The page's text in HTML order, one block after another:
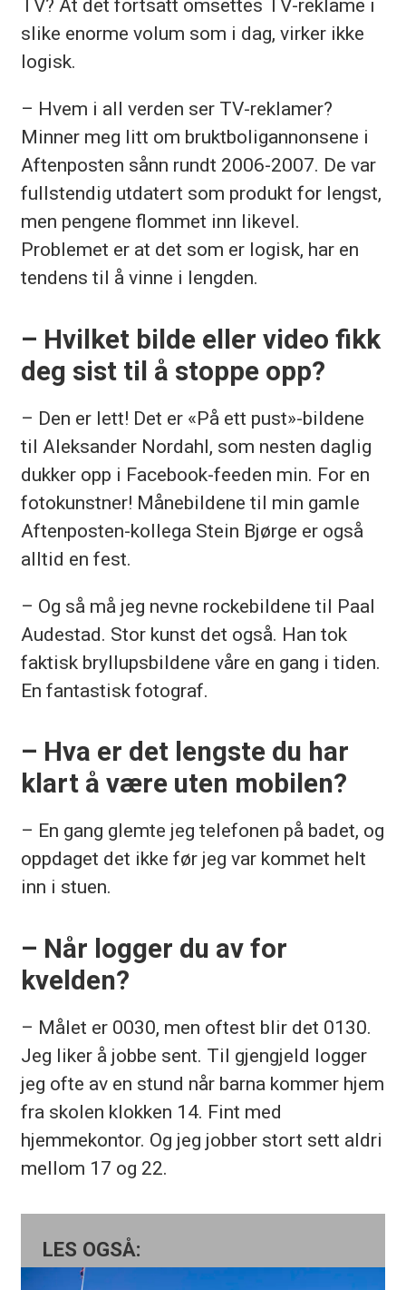
TV? At det fortsatt omsettes TV-reklame i
slike enorme volum som i dag, virker ikke
logisk.
– Hvem i all verden ser TV-reklamer?
Minner meg litt om bruktboligannonsene i
Aftenposten sånn rundt 2006-2007. De var
fullstendig utdatert som produkt for lengst,
men pengene flommet inn likevel.
Problemet er at det som er logisk, har en
tendens til å vinne i lengden.
– Hvilket bilde eller video fikk
deg sist til å stoppe opp?
– Den er lett! Det er «På ett pust»-bildene
til Aleksander Nordahl, som nesten daglig
dukker opp i Facebook-feeden min. For en
fotokunstner! Månebildene til min gamle
Aftenposten-kollega Stein Bjørge er også
alltid en fest.
– Og så må jeg nevne rockebildene til Paal
Audestad. Stor kunst det også. Han tok
faktisk bryllupsbildene våre en gang i tiden.
En fantastisk fotograf.
– Hva er det lengste du har
klart å være uten mobilen?
– En gang glemte jeg telefonen på badet, og
oppdaget det ikke før jeg var kommet helt
inn i stuen.
– Når logger du av for
kvelden?
– Målet er 0030, men oftest blir det 0130.
Jeg liker å jobbe sent. Til gjengjeld logger
jeg ofte av en stund når barna kommer hjem
fra skolen klokken 14. Fint med
hjemmekontor. Og jeg jobber stort sett aldri
mellom 17 og 22.
LES OGSÅ: